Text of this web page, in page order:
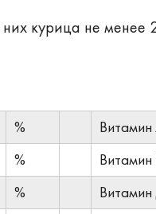
курица не
%
% Витамин
%